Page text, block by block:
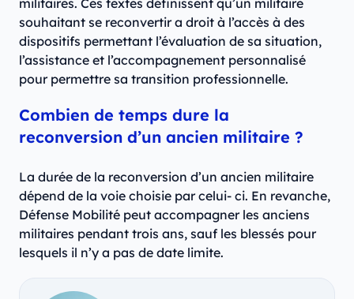
souhaitant se reconvertir a droit à l’accès à des
dispositifs permettant l’évaluation de sa situation,
l’assistance et l’accompagnement personnalisé
pour permettre sa transition professionnelle.
Combien de temps dure la
reconversion d’un ancien militaire ?
La durée de la reconversion d’un ancien militaire
dépend de la voie choisie par celui- ci. En revanche,
Défense Mobilité peut accompagner les anciens
militaires pendant trois ans, sauf les blessés pour
lesquels il n’y a pas de date limite.